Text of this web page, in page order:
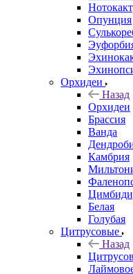
Опунция
Орхидеи
Назад
Орхидеи
Брассия
Ванда
Камбрия
Белая
Голубая
Цитрусовые
Назад